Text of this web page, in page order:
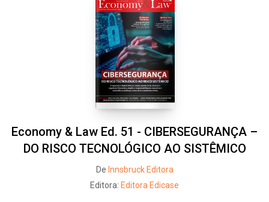
Economy & Law Ed. 51 - CIBERSEGURANÇA –
DO RISCO TECNOLÓGICO AO SISTÊMICO
De Innsbruck Editora
Editora: Editora Edicase